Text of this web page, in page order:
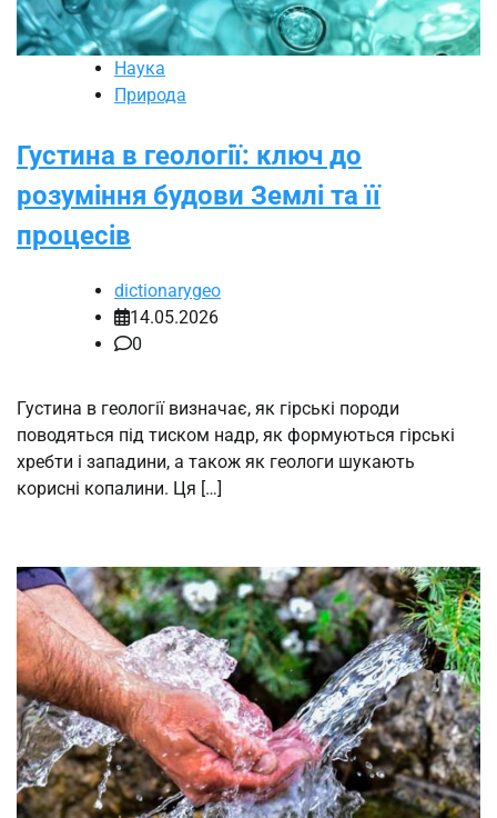
Наука
Природа
Густина в геології: ключ до
розуміння будови Землі та її
процесів
dictionarygeo
14.05.2026
0
Густина в геології визначає, як гірські породи
поводяться під тиском надр, як формуються гірські
хребти і западини, а також як геологи шукають
корисні копалини. Ця […]